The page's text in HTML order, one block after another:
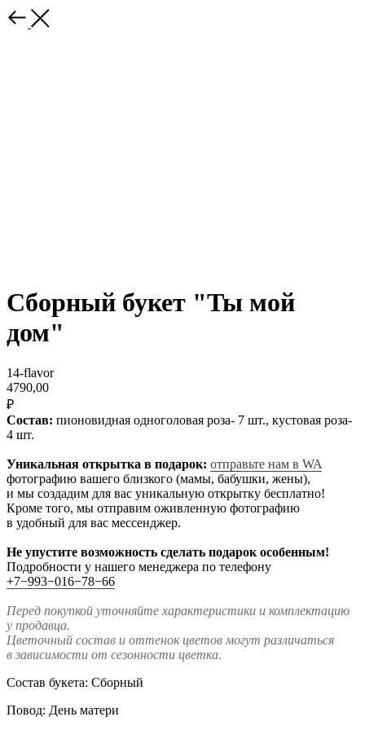
Сборный букет "Ты мой
дом"
14-flavor
4790,00
₽
Состав: пионовидная одноголовая роза- 7 шт., кустовая роза-
4 шт.
Уникальная открытка в подарок: отправьте нам в WA
фотографию вашего близкого (мамы, бабушки, жены),
и мы создадим для вас уникальную открытку бесплатно!
Кроме того, мы отправим оживленную фотографию
в удобный для вас мессенджер.
Не упустите возможность сделать подарок особенным!
Подробности у нашего менеджера по телефону
+7−993−016−78−66
Перед покупкой уточняйте характеристики и комплектацию
у продавца.
Цветочный состав и оттенок цветов могут различаться
в зависимости от сезонности цветка.
Состав букета: Сборный
Повод: День матери